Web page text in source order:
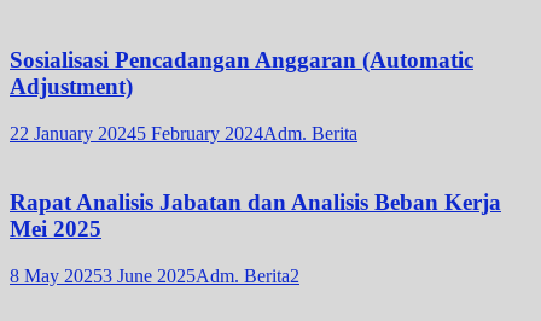
Sosialisasi Pencadangan Anggaran (Automatic
Adjustment)
22 January 20245 February 2024Adm. Berita
Rapat Analisis Jabatan dan Analisis Beban Kerja
Mei 2025
8 May 20253 June 2025Adm. Berita2